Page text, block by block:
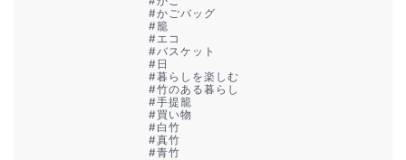
#かごバッグ
#籠
#エコ
#バスケット
# 日
#暮らしを楽しむ
#竹のある暮らし
#手提籠
#買い物
#白竹
#真竹
#青竹